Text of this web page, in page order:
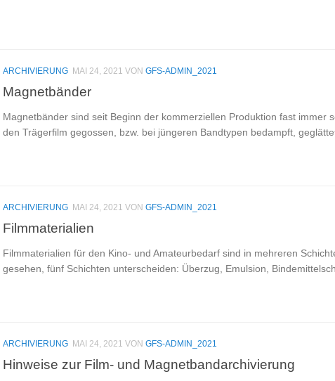
ARCHIVIERUNG MAI 24, 2021 VON GFS-ADMIN_2021
Magnetbänder
Magnetbänder sind seit Beginn der kommerziellen Produktion fast
den Trägerfilm gegossen, bzw. bei jüngeren Bandtypen bedampft,
ARCHIVIERUNG MAI 24, 2021 VON GFS-ADMIN_2021
Filmmaterialien
Filmmaterialien für den Kino- und Amateurbedarf sind in mehreren
gesehen, fünf Schichten unterscheiden: Überzug, Emulsion,
ARCHIVIERUNG MAI 24, 2021 VON GFS-ADMIN_2021
Hinweise zur Film- und Magnetbandarchivierung